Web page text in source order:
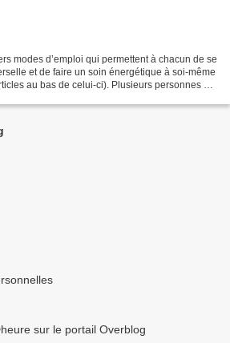
modes d’emploi qui permettent à chacun de se
et de faire un soin énergétique à soi-même
au bas de celui-ci). Plusieurs personnes ont
sur le portail Overblog